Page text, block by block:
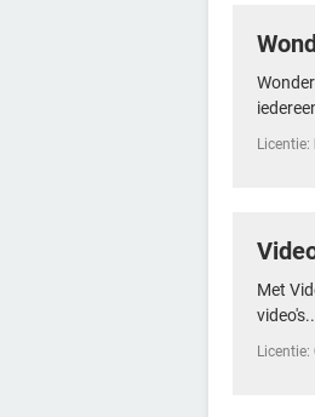
Licentie:
Met
Licentie: